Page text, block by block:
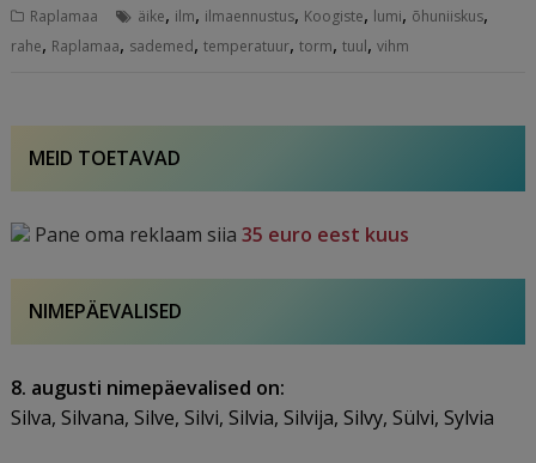
Raplamaa äike, ilm, ilmaennustus, Koogiste, lumi, õhuniiskus,
rahe, Raplamaa, sademed,temperatuur,torm,tuul,vihm
MEID TOETAVAD
Pane oma reklaam siia35 euro eest kuus
NIMEPÄEVALISED
8. augusti nimepäevalised on:
Silva, Silvana, Silve, Silvi, Silvia, Silvija, Silvy, Sülvi, Sylvia